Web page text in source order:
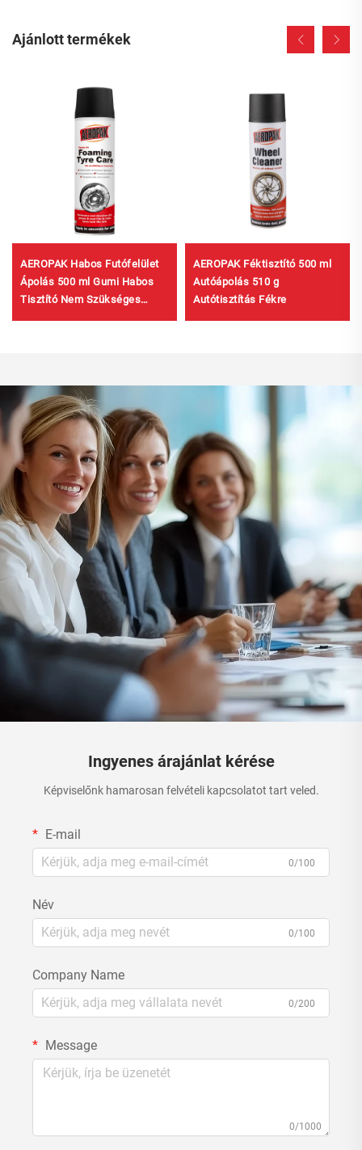
Ajánlott termékek
AEROPAK Habos Futófelület
Ápolás 500 ml Gumi Habos
Tisztító Nem Szükséges
AEROPAK Féktisztító 500 ml
Autóápolás 510 g
Autótisztítás Fékre
Ingyenes árajánlat kérése
Képviselőnk hamarosan felvételi kapcsolatot tart veled.
E-mail
0/100
Név
0/100
Company Name
0/200
Message
0/1000